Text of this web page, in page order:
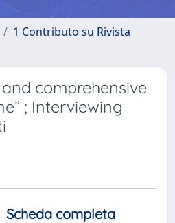
1 Contributo su Rivista
comprehensive
; Interviewing
Scheda completa